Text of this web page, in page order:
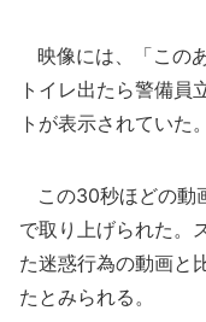
映像には、「この
トイレ出たら警備員
トが表示されていた。
この30秒ほどの動
で取り上げられた。
た迷惑行為の動画と
たとみられる。